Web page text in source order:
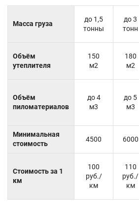
Масса груза
до 1,5
тонны
до 3
тонн
Объём
утеплителя
150
м2
180
м2
Объём
пиломатериалов
до 4
м3
до 5
м3
Минимальная
стоимость
4500 6000
Стоимость за 1
км
100
руб./
км
110
руб./
км